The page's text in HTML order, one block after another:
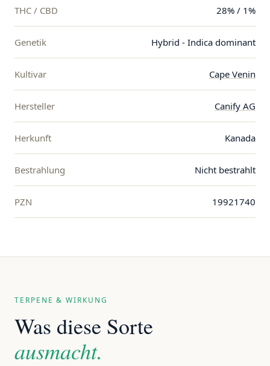
THC / CBD 28% / 1%
Genetik Hybrid - Indica dominant
Kultivar Cape Venin
Hersteller Canify AG
Herkunft Kanada
Bestrahlung Nicht bestrahlt
PZN 19921740
TERPENE & WIRKUNG
Was diese Sorte
ausmacht.